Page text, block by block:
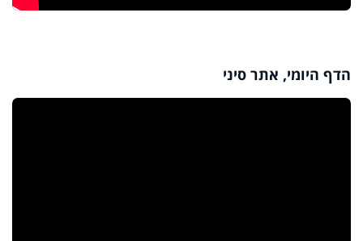
הדף היומי, אתר סיני